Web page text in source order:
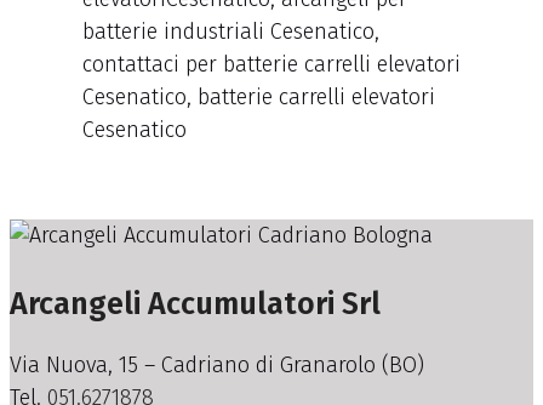
batterie industriali Cesenatico,
contattaci per batterie carrelli elevatori
Cesenatico, batterie carrelli elevatori
Cesenatico
Arcangeli Accumulatori Srl
Via Nuova, 15 – Cadriano di Granarolo (BO)
Tel. 051.6271878